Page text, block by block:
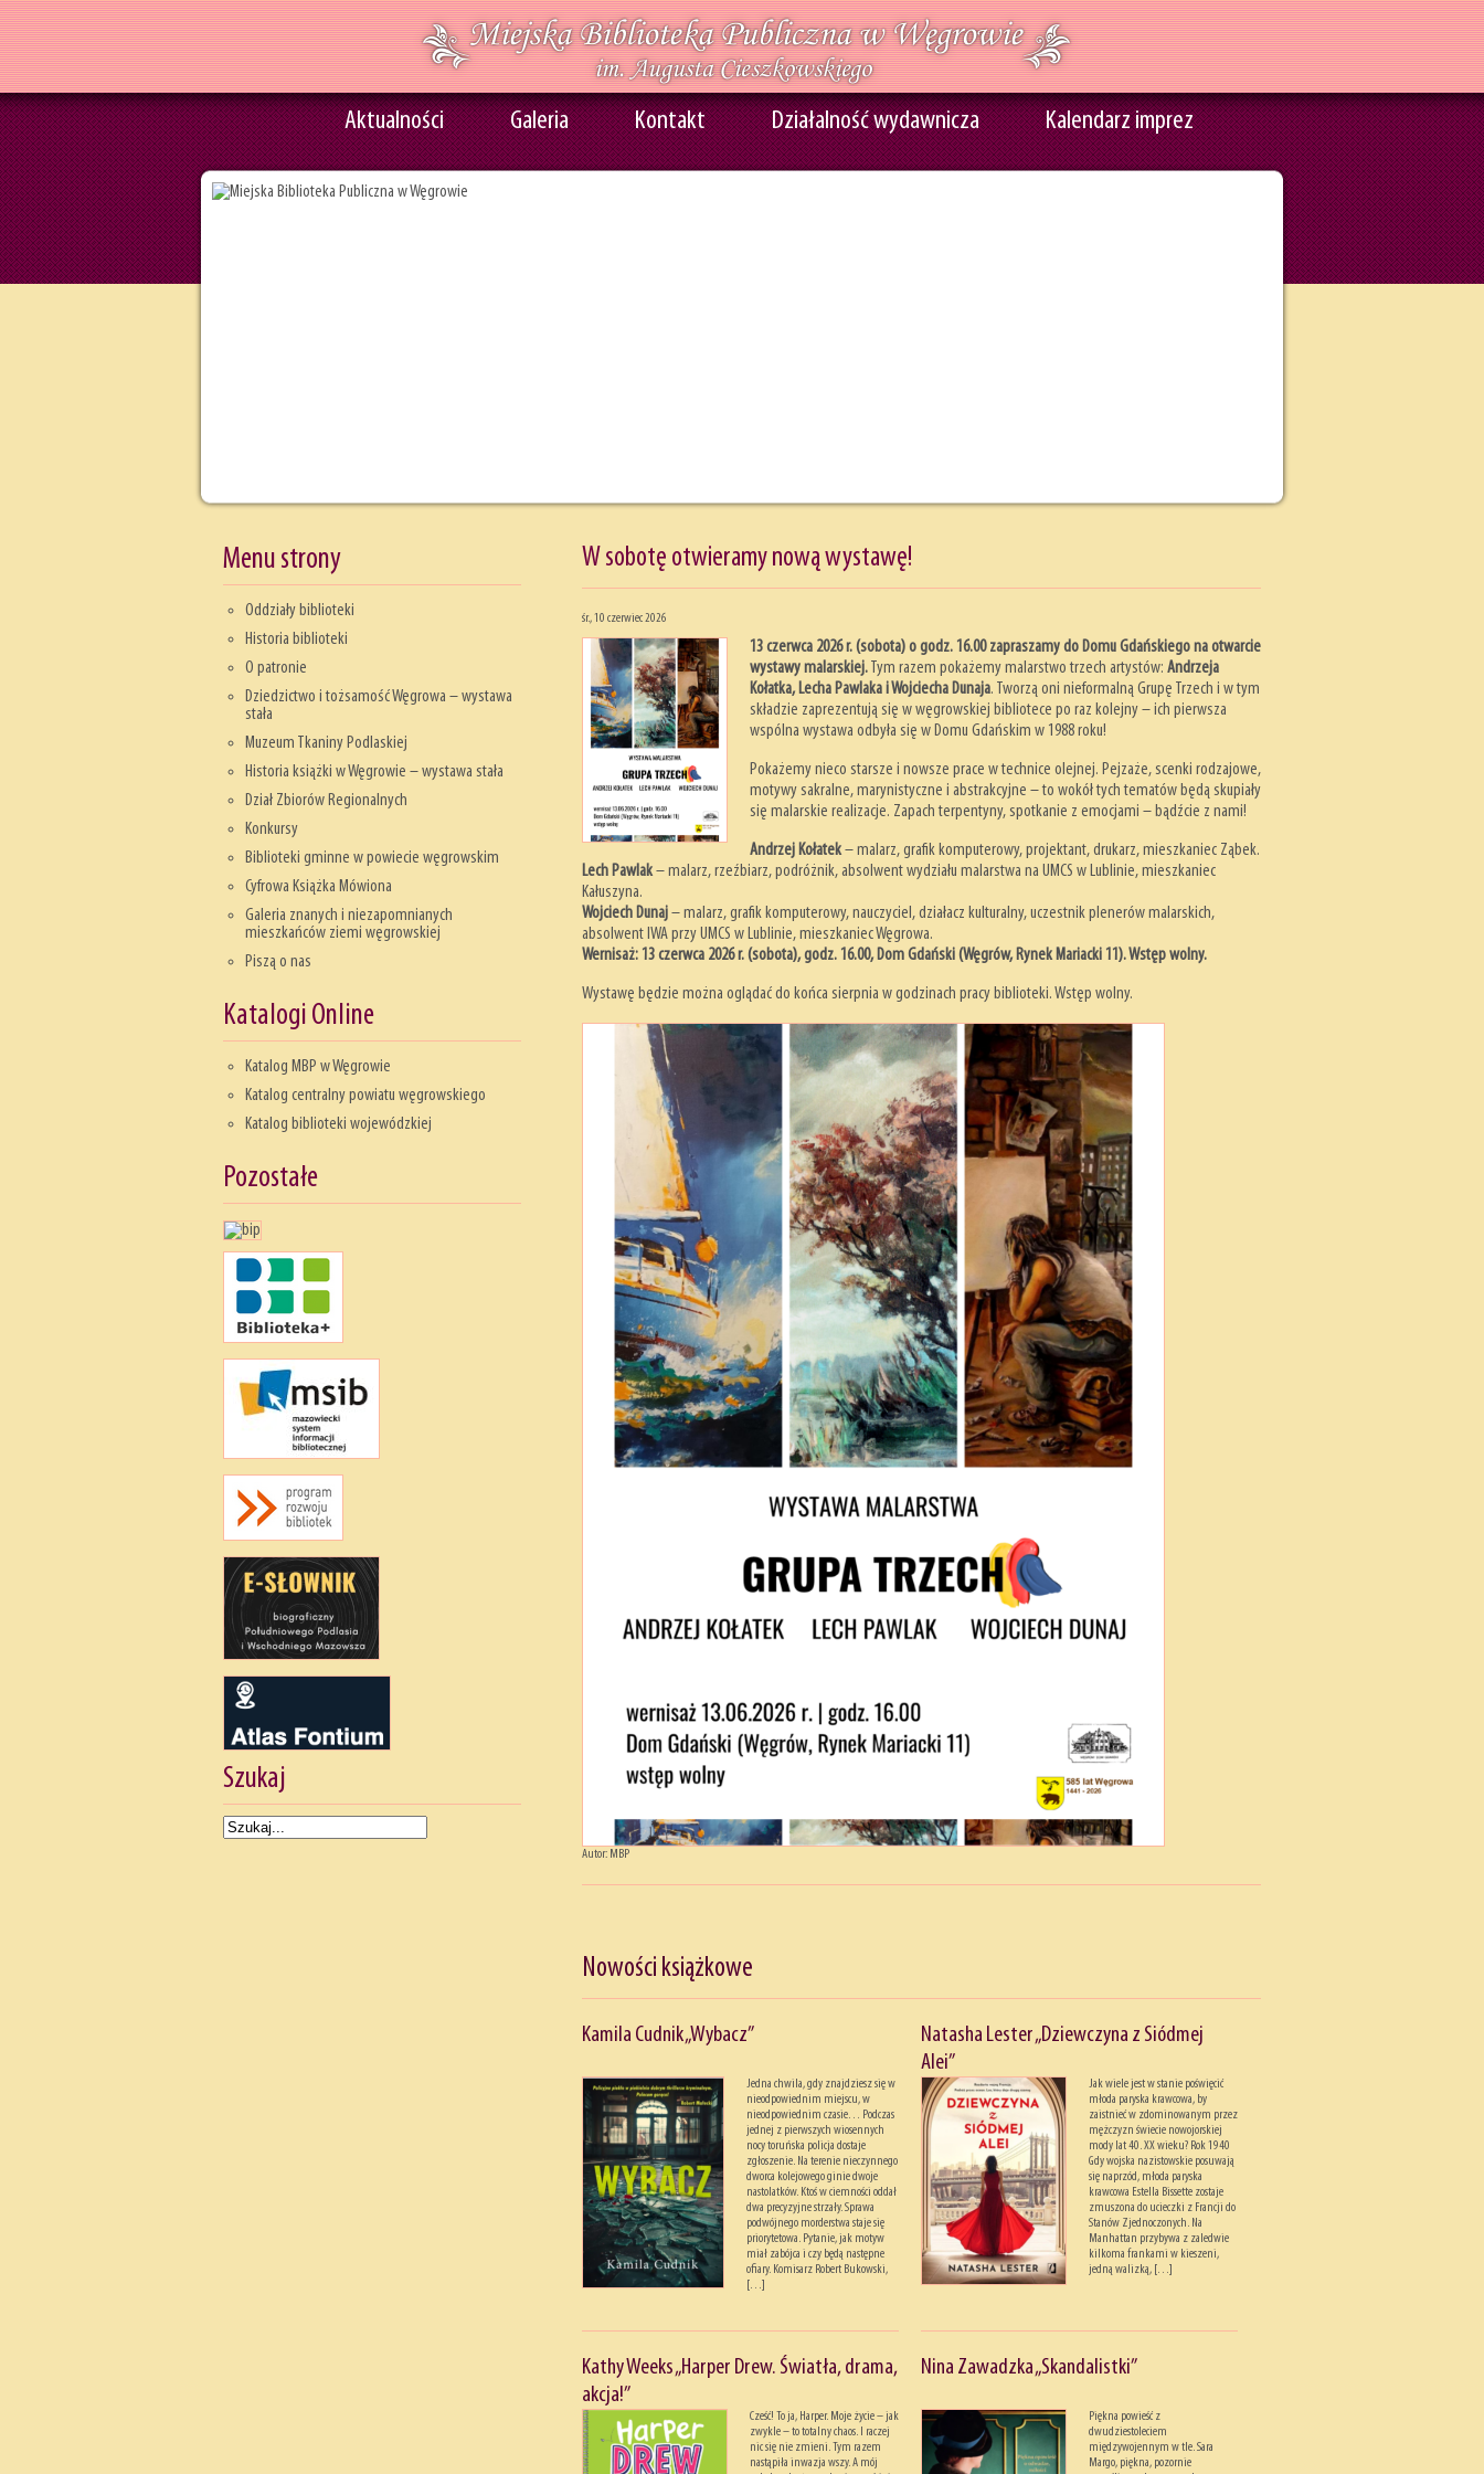
Aktualności Galeria Kontakt Działalność wydawnicza Kalendarz imprez
Menu strony
Oddziały biblioteki
Historia biblioteki
O patronie
Dziedzictwo i tożsamość Węgrowa – wystawa
stała
Muzeum Tkaniny Podlaskiej
Historia książki w Węgrowie – wystawa stała
Dział Zbiorów Regionalnych
Konkursy
Biblioteki gminne w powiecie węgrowskim
Cyfrowa Książka Mówiona
Galeria znanych i niezapomnianych
mieszkańców ziemi węgrowskiej
Piszą o nas
Katalogi Online
Katalog MBP w Węgrowie
Katalog centralny powiatu węgrowskiego
Katalog biblioteki wojewódzkiej
Pozostałe
Szukaj
W sobotę otwieramy nową wystawę!
śr., 10 czerwiec 2026
13 czerwca 2026 r.(sobota)o godz. 16.00 zapraszamy do Domu Gdańskiego na otwarcie
wystawy malarskiej. Tym razem pokażemy malarstwo trzech artystów: Andrzeja
Kołatka, Lecha Pawlaka i Wojciecha Dunaja. Tworzą oni nieformalną Grupę Trzech i w tym
składzie zaprezentują się w węgrowskiej bibliotece po raz kolejny – ich pierwsza
wspólna wystawa odbyła się w Domu Gdańskim w 1988 roku!
Pokażemy nieco starsze i nowsze prace w technice olejnej. Pejzaże, scenki rodzajowe,
motywy sakralne, marynistyczne i abstrakcyjne – to wokół tych tematów będą skupiały
się malarskie realizacje. Zapach terpentyny, spotkanie z emocjami – bądźcie z nami!
Andrzej Kołatek– malarz, grafik komputerowy, projektant, drukarz, mieszkaniec Ząbek.
Lech Pawlak– malarz, rzeźbiarz, podróżnik, absolwent wydziału malarstwa na UMCS w Lublinie, mieszkaniec
Kałuszyna.
Wojciech Dunaj– malarz, grafik komputerowy, nauczyciel, działacz kulturalny, uczestnik plenerów malarskich,
absolwent IWA przy UMCS w Lublinie, mieszkaniec Węgrowa.
Wernisaż: 13 czerwca 2026 r. (sobota), godz. 16.00, Dom Gdański (Węgrów, Rynek Mariacki 11). Wstęp wolny.
Wystawę będzie można oglądać do końca sierpnia w godzinach pracy biblioteki. Wstęp wolny.
Autor: MBP
Nowości książkowe
Kamila Cudnik „Wybacz”
Jedna chwila, gdy znajdziesz się w
nieodpowiednim miejscu, w
nieodpowiednim czasie… Podczas
jednej z pierwszych wiosennych
nocy toruńska policja dostaje
zgłoszenie. Na terenie nieczynnego
dworca kolejowego ginie dwoje
nastolatków. Ktoś w ciemności oddał
dwa precyzyjne strzały. Sprawa
podwójnego morderstwa staje się
priorytetowa. Pytanie, jak motyw
miał zabójca i czy będą następne
ofiary. Komisarz Robert Bukowski,
[…]
Natasha Lester „Dziewczyna z Siódmej
Alei”
Jak wiele jest w stanie poświęcić
młoda paryska krawcowa, by
zaistnieć w zdominowanym przez
mężczyzn świecie nowojorskiej
mody lat 40. XX wieku? Rok 1940
Gdy wojska nazistowskie posuwają
się naprzód, młoda paryska
krawcowa Estella Bissette zostaje
zmuszona do ucieczki z Francji do
Stanów Zjednoczonych. Na
Manhattan przybywa z zaledwie
kilkoma frankami w kieszeni,
jedną walizką, […]
Kathy Weeks „Harper Drew. Światła, drama,
akcja!”
Cześć! To ja, Harper. Moje życie – jak
zwykle – to totalny chaos. I raczej
nic się nie zmieni. Tym razem
nastąpiła inwazja wszy. A mój
Nina Zawadzka „Skandalistki”
Piękna powieść z
dwudziestoleciem
międzywojennym w tle. Sara
Margo, piękna, pozornie